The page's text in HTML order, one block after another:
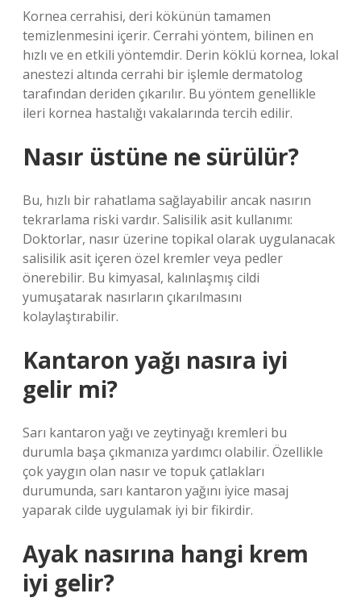
Kornea cerrahisi, deri kökünün tamamen
temizlenmesini içerir. Cerrahi yöntem, bilinen en
hızlı ve en etkili yöntemdir. Derin köklü kornea, lokal
anestezi altında cerrahi bir işlemle dermatolog
tarafından deriden çıkarılır. Bu yöntem genellikle
ileri kornea hastalığı vakalarında tercih edilir.
Nasır üstüne ne sürülür?
Bu, hızlı bir rahatlama sağlayabilir ancak nasırın
tekrarlama riski vardır. Salisilik asit kullanımı:
Doktorlar, nasır üzerine topikal olarak uygulanacak
salisilik asit içeren özel kremler veya pedler
önerebilir. Bu kimyasal, kalınlaşmış cildi
yumuşatarak nasırların çıkarılmasını
kolaylaştırabilir.
Kantaron yağı nasıra iyi
gelir mi?
Sarı kantaron yağı ve zeytinyağı kremleri bu
durumla başa çıkmanıza yardımcı olabilir. Özellikle
çok yaygın olan nasır ve topuk çatlakları
durumunda, sarı kantaron yağını iyice masaj
yaparak cilde uygulamak iyi bir fikirdir.
Ayak nasırına hangi krem
iyi gelir?